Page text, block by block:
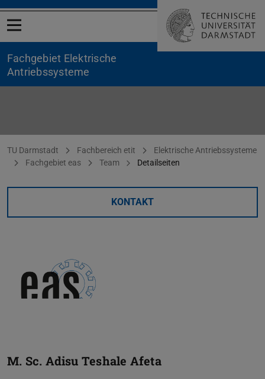
Menü öffnen
Fachgebiet Elektrische
Antriebssysteme
Sie befinden sich hier:
TU Darmstadt Fachbereich etit
Elektrische Antriebssysteme
Fachgebiet eas
Team Detailseiten
KONTAKT
M. Sc. Adisu Teshale Afeta